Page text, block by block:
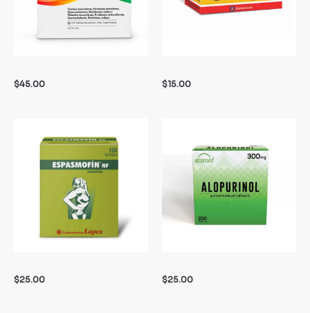
$45.00 $15.00
$25.00 $25.00